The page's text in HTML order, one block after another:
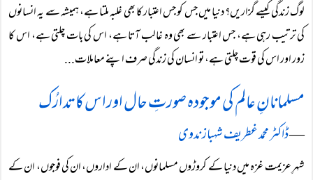
لوگ زندگی کیسے گزاریں؟ دنیا میں جس کو جس اعتبار کا بھی غلبہ ملتا ہے، ہمیشہ سے یہ انسانوں
کی ترتیب رہی ہے، جس اعتبار سے بھی وہ غالب آتا ہے، اس کی بات چلتی ہے، اس کا
زور اور اس کی قوت چلتی ہے، تو انسان کی زندگی صرف اپنے معاملات...
مسلمانانِ عالم کی موجودہ صورتِ حال اوراس کا تدارُک
―ڈاکٹر محمد غطریف شہباز ندوی
شہرِ عزیمت غزہ میں دنیا کے کروڑوں مسلمانوں، ان کے اداروں، ان کی فوجوں، ان کے